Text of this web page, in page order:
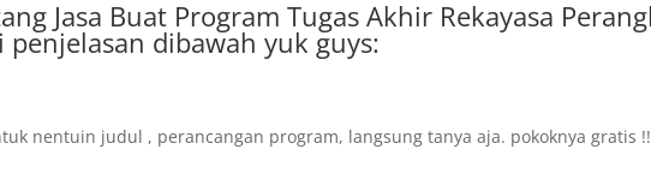
Jasa Buat Program Tugas Akhir Rekayasa
dibawah yuk guys:
nentuin judul , perancangan program, langsung tanya aja. pokoknya gratis !!